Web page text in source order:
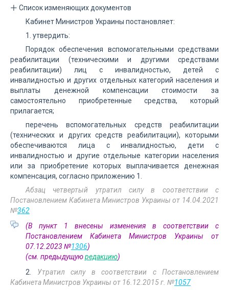
Список изменяющих документов
Кабинет Министров Украины постановляет:
1. утвердить:
Порядок обеспечения вспомогательными средствами
реабилитации (техническими и другими средствами
реабилитации) лиц с инвалидностью, детей с
инвалидностью и других отдельных категорий населения и
выплаты денежной компенсации стоимости за
самостоятельно приобретенные средства, который
прилагается;
перечень вспомогательных средств реабилитации
(технических и других средств реабилитации), которыми
обеспечиваются лица с инвалидностью, дети с
инвалидностью и другие отдельные категории населения
или за приобретение которых выплачивается денежная
компенсация, согласно приложению 1.
Абзац четвертый утратил силу в соответствии с
Постановлением Кабинета Министров Украины от 14.04.2021
№362
(В пункт 1 внесены изменения в соответствии с
Постановлением Кабинета Министров Украины от
07.12.2023 №1306)
(см. предыдущуюредакцию)
2. Утратил силу в соответствии с Постановлением
Кабинета Министров Украины от 16.12.2015 г. №1057